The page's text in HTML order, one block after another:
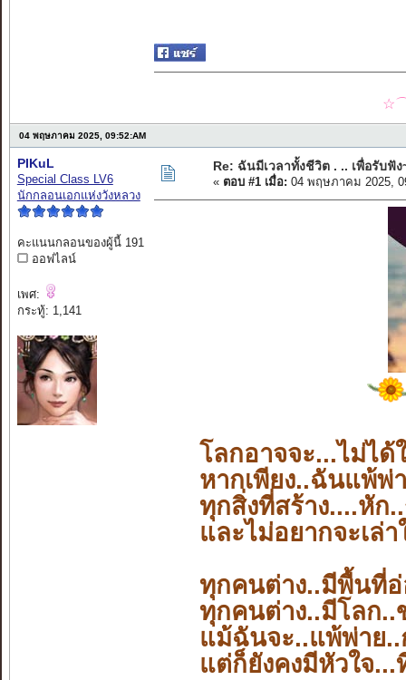
☆⌒
04 พฤษภาคม 2025, 09:52:AM
PIKuL
Special Class LV6
นักกลอนเอกแห่งวังหลวง
คะแนนกลอนของผู้นี้ 191
ออฟไลน์
เพศ:
กระทู้: 1,141
Re: ฉันมีเวลาทั้งชีวิต . .. เพื่อรับฟัง
« ตอบ #1 เมื่อ: 04 พฤษภาคม 2025,
โลกอาจจะ...ไม่ได้
หากเพียง..ฉันแพ้พ่
ทุกสิ่งที่สร้าง....หัก
และไม่อยากจะเล่า
ทุกคนต่าง..มีพื้นที่อ่
ทุกคนต่าง..มีโลก..
แม้ฉันจะ..แพ้พ่าย..
แต่ก็ยังคงมีหัวใจ